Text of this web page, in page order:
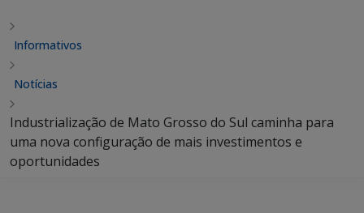
Informativos
Notícias
Industrialização de Mato Grosso do Sul caminha para
uma nova configuração de mais investimentos e
oportunidades